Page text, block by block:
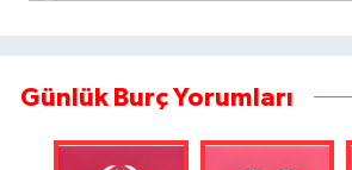
Günlük Burç Yorumları